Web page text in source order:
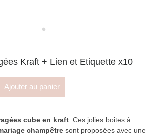
Kraft + Lien et Etiquette x10
Ajouter au panier
cube en kraft . Ces jolies boites à
champêtre sont proposées avec une